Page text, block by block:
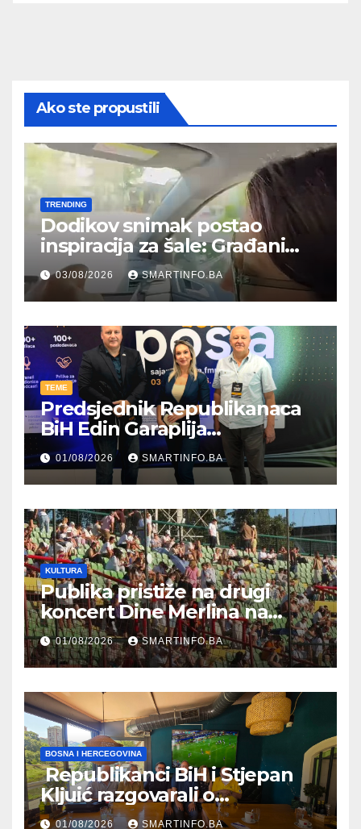
Ako ste propustili
TRENDING
Dodikov snimak postao
inspiracija za šale: Građani
kroz parodiju poslali poruku
03/08/2026 SMARTINFO.BA
TEME
Predsjednik Republikanaca
BiH Edin Garaplija
prisustvovao prezentaciji
Federalnog sajma
zapošljavanja
01/08/2026 SMARTINFO.BA
KULTURA
Publika pristiže na drugi
koncert Dine Merlina na
Koševu
01/08/2026 SMARTINFO.BA
BOSNA I HERCEGOVINA
Republikanci BiH i Stjepan
Kljuić razgovarali o
evropskom putu Bosne i
01/08/2026 SMARTINFO.BA